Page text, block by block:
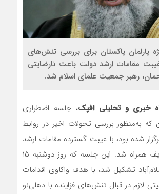
پارلمان پاکستان برای بررسی تنش‌های
مقامات ارشد دولت باعث نارضایتی
رهبر جمعیت علمای اسلام شد.
خبری و تحلیلی افپک، جلسه اضطراری
که به‌منظور بررسی تحولات اخیر در روابط
شده بود، با غیبت گسترده مقامات ارشد
دولت شهباز شریف همراه شد. این جلسه که روز دوشنبه ۱۵
تشکیل شد، با هدف واکاوی اقدامات
لازم در قبال تنش‌های فزاینده با دهلی‌نو